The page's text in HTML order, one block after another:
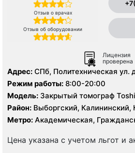
Отзыв о врачах
Отзыв об оборудовании
Лицензия
проверена
Адрес: СПб, Политехническая ул.
Режим работы: 8:00-20:00
Модель: Закрытый томограф
1.5 Тесла, КТ Toshiba Aquilion 32
Prime 160 срезов
Район: Выборгский, Калининский,
Приморский
Метро: Академическая,
Площадь Мужества,
Просвещения
Цена указана с учетом льгот и